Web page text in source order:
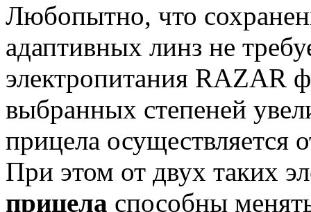
Любопытно, что
адаптивных линз не
электропитания RAZAR
выбранных степеней
прицела осуществляется
При этом от двух таких
прицела способны